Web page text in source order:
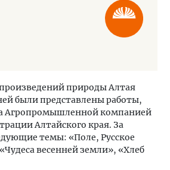
природы Алтая
были представлены работы,
Агропромышленной компанией
Алтайского края. За
темы: «Поле, Русское
весенней земли», «Хлеб
рынка
стандартом
СТРОИТЕЛЬСТВО